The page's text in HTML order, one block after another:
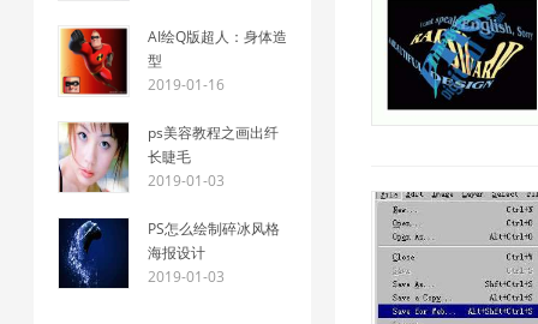
AI绘Q版超人：身体造
型
2019-01-16
ps美容教程之画出纤
长睫毛
2019-01-03
PS怎么绘制碎冰风格
海报设计
2019-01-03